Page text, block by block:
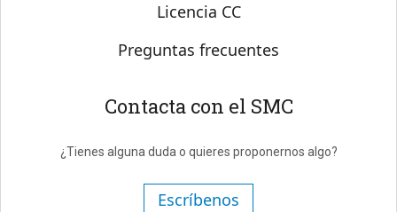
Licencia CC
Preguntas frecuentes
Contacta con el SMC
¿Tienes alguna duda o quieres proponernos algo?
Escríbenos